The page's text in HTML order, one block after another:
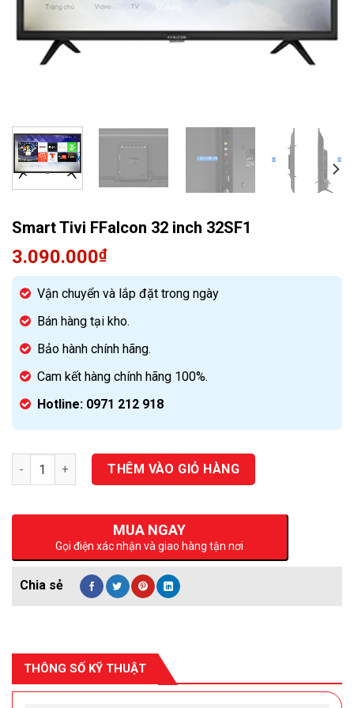
Smart Tivi FFalcon 32 inch 32SF1
3.090.000₫
Vận chuyển và lắp đặt trong ngày
Bán hàng tại kho.
Bảo hành chính hãng.
Cam kết hàng chính hãng 100%.
Hotline: 0971 212 918
Số lượng THÊM VÀO GIỎ HÀNG
MUA NGAY
Gọi điện xác nhận và giao hàng tận nơi
THÔNG SỐ KỸ THUẬT